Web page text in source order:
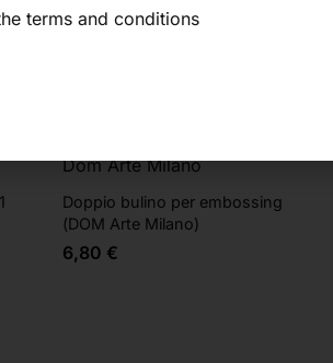
Dom Arte Milano
Doppio bulino per embossing
(DOM Arte Milano)
6,80 €
terms and conditions